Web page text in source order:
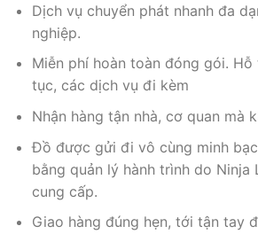
Dịch vụ chuyển phát nhanh đa
nghiệp.
Miễn phí hoàn toàn đóng gói.
tục, các dịch vụ đi kèm
Nhận hàng tận nhà, cơ quan mà
Đồ được gửi đi vô cùng minh
bằng quản lý hành trình do Ninja
cung cấp.
Giao hàng đúng hẹn, tới tận tay